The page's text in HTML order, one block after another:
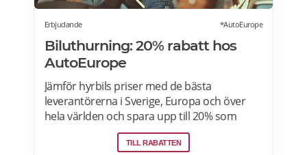
Erbjudande *AutoEurope
Biluthurning: 20% rabatt hos
AutoEurope
Jämför hyrbils priser med de bästa
leverantörerna i Sverige, Europa och över
hela världen och spara upp till 20% som
medlem! Upptäck speciella priser på Auto
Europe hemsida!TILL RABATTEN